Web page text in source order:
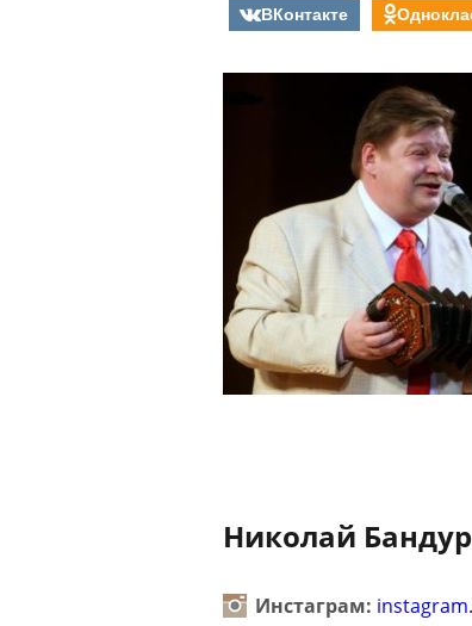
ВКонтакте
Николай
Инстаграм: